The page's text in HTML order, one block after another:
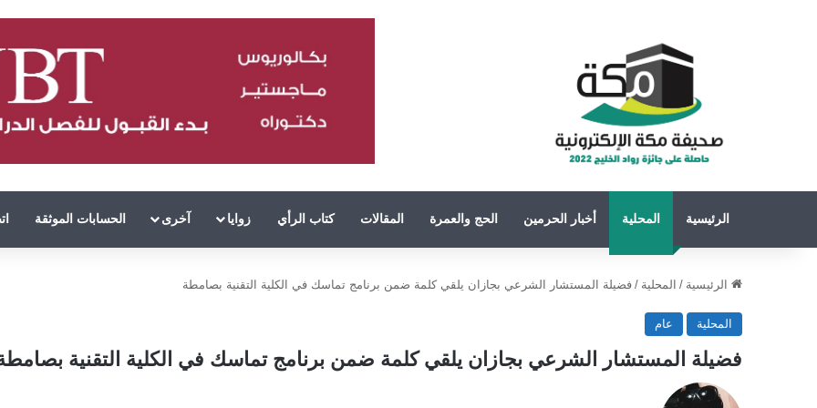
الرئيسية المحلية أخبار الحرمين الحج والعمرة المقالات كتاب الرأي زوايا آخرى الحسابات الموثقة
الرئيسية / المحلية / فضيلة المستشار الشرعي بجازان يلقي كلمة ضمن برنامج تماسك في الكلية التقنية بصامطة
المحلية عام
فضيلة المستشار الشرعي بجازان يلقي كلمة ضمن برنامج تماسك في الكلية التقنية